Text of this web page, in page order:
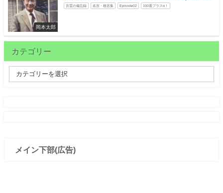
岡本太郎
言霊の備忘録 名言・格言集 Episode02 100選プラスα！
カテゴリー
メイン下部(広告)